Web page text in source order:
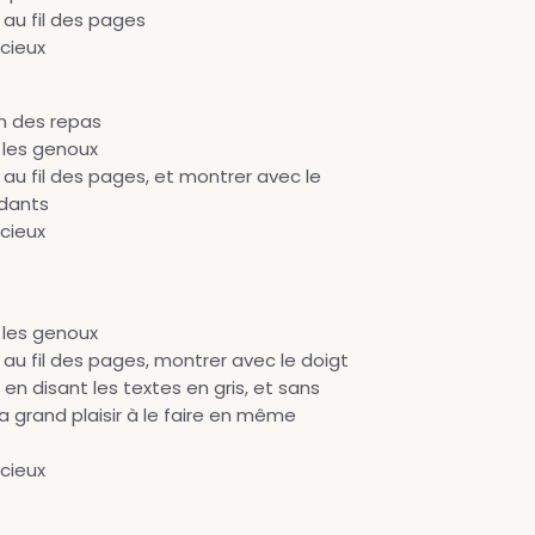
fil des pages
des repas
genoux
fil des pages, et montrer avec le
genoux
fil des pages, montrer avec le doigt
disant les textes en gris, et sans
plaisir à le faire en même